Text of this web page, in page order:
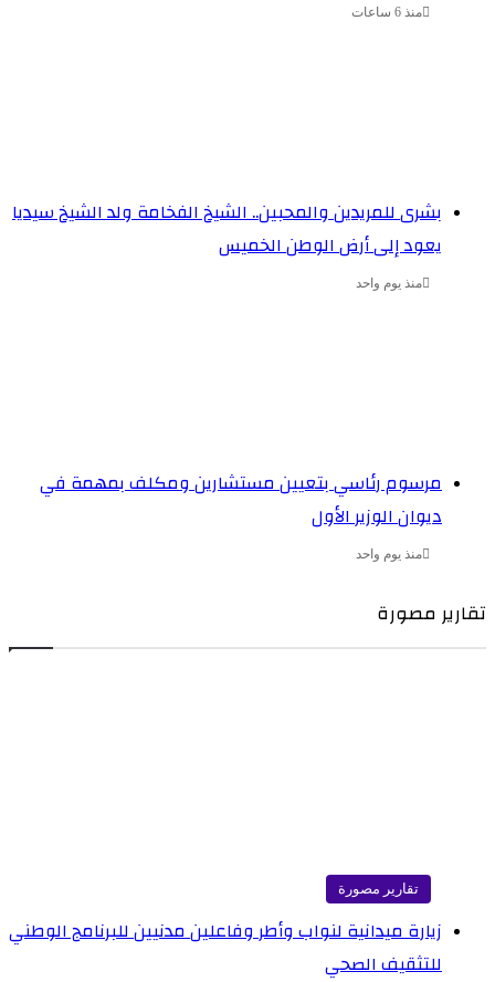
منذ 6 ساعات
بشرى للمريدين والمحبين.. الشيخ الفخامة ولد الشيخ سيديا
يعود إلى أرض الوطن الخميس
منذ يوم واحد
مرسوم رئاسي بتعيين مستشارين ومكلف بمهمة في
ديوان الوزير الأول
منذ يوم واحد
مصورة
تقارير مصورة
زيارة ميدانية لنواب وأطر وفاعلين مدنيين للبرنامج الوطني
للتثقيف الصحي